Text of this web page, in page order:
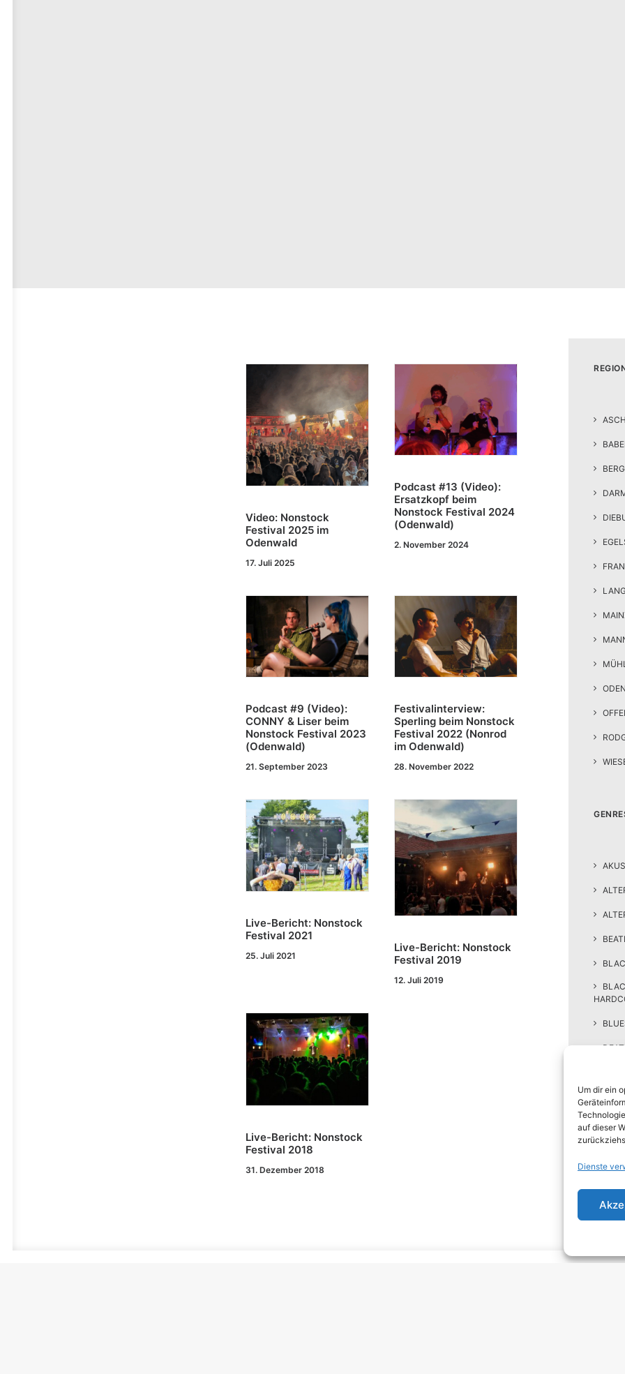
Um dir ein
auf dieser
Dienste
Video: Nonstock
Festival 2025 im
Odenwald
17. Juli 2025
Podcast #13 (Video):
Ersatzkopf beim
Nonstock Festival 2024
(Odenwald)
2. November 2024
Podcast #9 (Video):
CONNY & Liser beim
Nonstock Festival 2023
(Odenwald)
21. September 2023
Festivalinterview:
Sperling beim Nonstock
Festival 2022 (Nonrod
im Odenwald)
28. November 2022
Live-Bericht: Nonstock
Festival 2021
25. Juli 2021
Live-Bericht: Nonstock
Festival 2019
12. Juli 2019
Live-Bericht: Nonstock
Festival 2018
31. Dezember 2018
DJENT
EMO
EMO